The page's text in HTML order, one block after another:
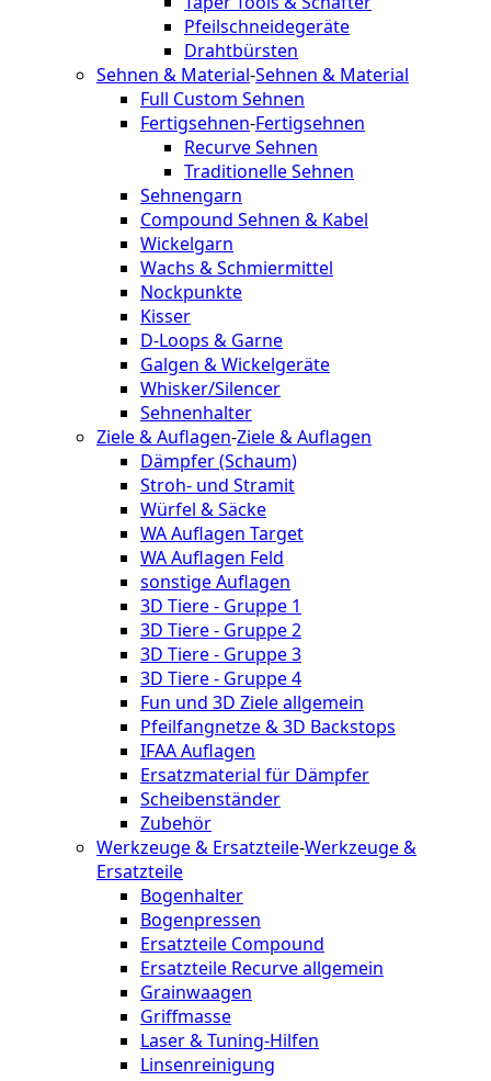
Pfeilschneidegeräte
Drahtbürsten
Sehnen & Material-Sehnen & Material
Full Custom Sehnen
Fertigsehnen-Fertigsehnen
Recurve Sehnen
Traditionelle Sehnen
Sehnengarn
Compound Sehnen & Kabel
Wickelgarn
Wachs & Schmiermittel
Nockpunkte
Kisser
D-Loops & Garne
Galgen & Wickelgeräte
Whisker/Silencer
Sehnenhalter
Ziele & Auflagen-Ziele & Auflagen
Dämpfer (Schaum)
Stroh- und Stramit
Würfel & Säcke
WA Auflagen Target
WA Auflagen Feld
sonstige Auflagen
3D Tiere - Gruppe 1
3D Tiere - Gruppe 2
3D Tiere - Gruppe 3
3D Tiere - Gruppe 4
Fun und 3D Ziele allgemein
Pfeilfangnetze & 3D Backstops
IFAA Auflagen
Ersatzmaterial für Dämpfer
Scheibenständer
Zubehör
Werkzeuge & Ersatzteile-Werkzeuge &
Ersatzteile
Bogenhalter
Bogenpressen
Ersatzteile Compound
Ersatzteile Recurve allgemein
Grainwaagen
Griffmasse
Laser & Tuning-Hilfen
Linsenreinigung